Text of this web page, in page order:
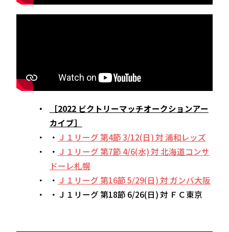
［2022 ビクトリーマッチオークションアー
カイブ］
・ Ｊ１リーグ 第4節 3/12(日) 対 浦和レッズ
・ Ｊ１リーグ 第7節 4/6(水) 対 北海道コンサ
ドーレ札幌
・ Ｊ１リーグ 第16節 5/29(日) 対 ガンバ大阪
・Ｊ１リーグ 第18節 6/26(日) 対 ＦＣ東京